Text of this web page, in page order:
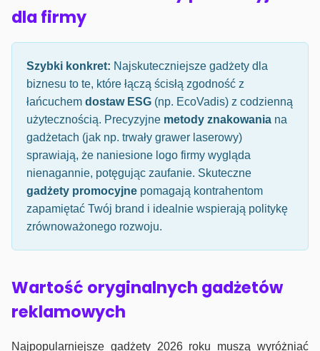
dla firmy
Szybki konkret: Najskuteczniejsze gadżety dla
biznesu to te, które łączą ścisłą zgodność z
łańcuchem dostaw ESG (np. EcoVadis) z codzienną
użytecznością. Precyzyjne metody znakowania na
gadżetach (jak np. trwały grawer laserowy)
sprawiają, że naniesione logo firmy wygląda
nienagannie, potęgując zaufanie. Skuteczne
gadżety promocyjne pomagają kontrahentom
zapamiętać Twój brand i idealnie wspierają politykę
zrównoważonego rozwoju.
Wartość oryginalnych gadżetów
reklamowych
Najpopularniejsze gadżety 2026 roku muszą wyróżniać